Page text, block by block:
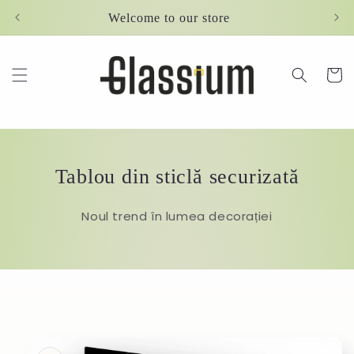
Welcome to our store
Cart
Tablou din sticlă securizată
Noul trend în lumea decorației